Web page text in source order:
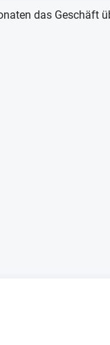
das Geschäft